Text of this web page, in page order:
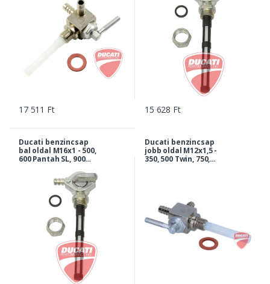
079583083-DP
17 511 Ft 15 628 Ft
Ducati benzincsap
bal oldal M16x1 - 500,
600 Pantah SL, 900
036183080-DP
Ducati benzincsap
jobb oldal M12x1,5 -
350, 500 Twin, 750,